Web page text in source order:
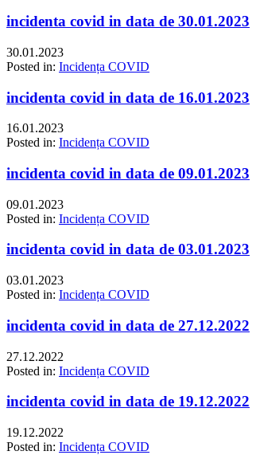
incidenta covid in data de 30.01.2023
30.01.2023
Posted in: Incidența COVID
incidenta covid in data de 16.01.2023
16.01.2023
Posted in: Incidența COVID
incidenta covid in data de 09.01.2023
09.01.2023
Posted in: Incidența COVID
incidenta covid in data de 03.01.2023
03.01.2023
Posted in: Incidența COVID
incidenta covid in data de 27.12.2022
27.12.2022
Posted in: Incidența COVID
incidenta covid in data de 19.12.2022
19.12.2022
Posted in: Incidența COVID